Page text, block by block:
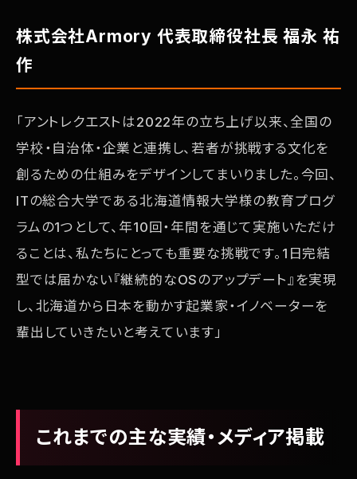
株式会社Armory 代表取締役社長 福永 祐
作
「アントレクエストは2022年の立ち上げ以来、全国の
学校・自治体・企業と連携し、若者が挑戦する文化を
創るための仕組みをデザインしてまいりました。今回、
ITの総合大学である北海道情報大学様の教育プログ
ラムの1つとして、年10回・年間を通じて実施いただけ
ることは、私たちにとっても重要な挑戦です。1日完結
型では届かない『継続的なOSのアップデート』を実現
し、北海道から日本を動かす起業家・イノベーターを
輩出していきたいと考えています」
これまでの主な実績・メディア掲載